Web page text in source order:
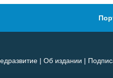
| Об издании |